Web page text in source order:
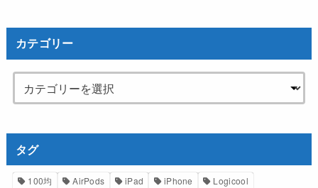
カテゴリー
タグ
100均 AirPods iPad iPhone
Logicool